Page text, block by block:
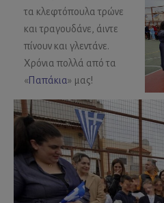
τα κλεφτόπουλα τρώνε
και τραγουδάνε, άιντε
πίνουν και γλεντάνε.
Χρόνια πολλά από τα
«Παπάκια» μας!